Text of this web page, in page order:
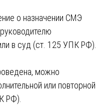
о назначении СМЭ
в суд (ст. 125 УПК РФ).
можно
или повторной
РФ).